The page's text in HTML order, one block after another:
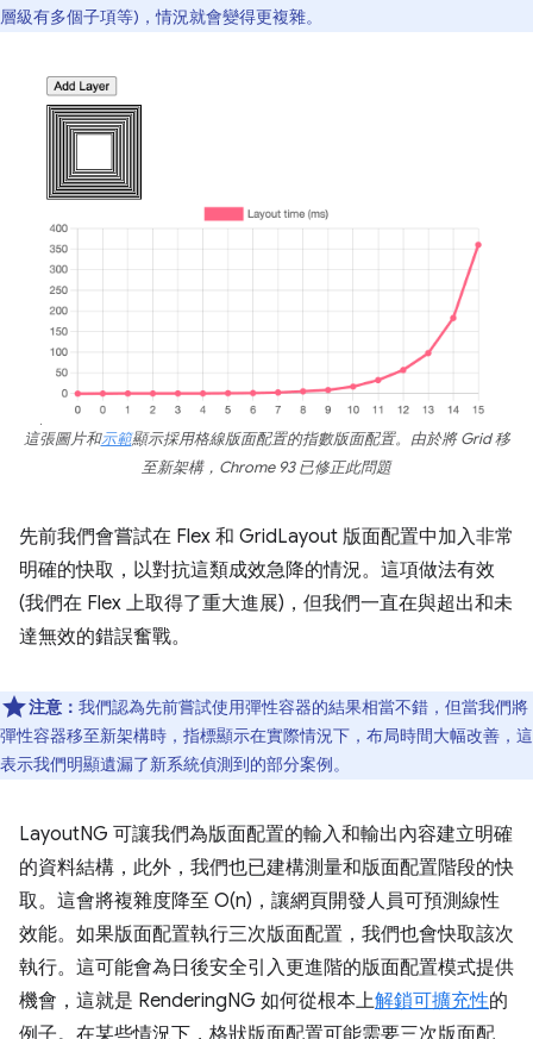
層級有多個子項等)，情況就會變得更複雜。
這張圖片和示範顯示採用格線版面配置的指數版面配置。由於將 Grid 移
至新架構，Chrome 93 已修正此問題
先前我們會嘗試在 Flex 和 GridLayout 版面配置中加入非常
明確的快取，以對抗這類成效急降的情況。這項做法有效
(我們在 Flex 上取得了重大進展)，但我們一直在與超出和未
達無效的錯誤奮戰。
注意： 我們認為先前嘗試使用彈性容器的結果相當不錯，但當我們將
彈性容器移至新架構時，指標顯示在實際情況下，布局時間大幅改善，這
表示我們明顯遺漏了新系統偵測到的部分案例。
LayoutNG 可讓我們為版面配置的輸入和輸出內容建立明確
的資料結構，此外，我們也已建構測量和版面配置階段的快
取。這會將複雜度降至 O(n)，讓網頁開發人員可預測線性
效能。如果版面配置執行三次版面配置，我們也會快取該次
執行。這可能會為日後安全引入更進階的版面配置模式提供
機會，這就是 RenderingNG 如何從根本上解鎖可擴充性的